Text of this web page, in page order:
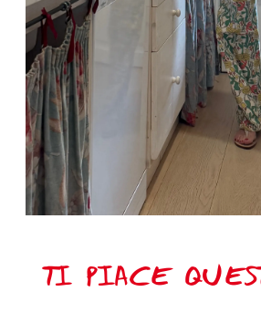
TI PIACE